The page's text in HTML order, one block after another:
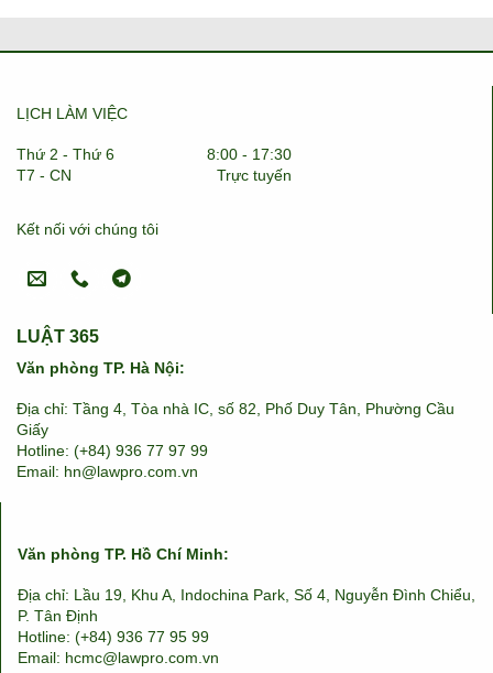
LỊCH LÀM VIỆC
Thứ 2 - Thứ 6
8:00 - 17:30
T7 - CN
Trực tuyến
Kết nối với chúng tôi
LUẬT 365
Văn phòng TP. Hà Nội:
Địa chỉ: Tầng 4, Tòa nhà IC, số 82, Phố Duy Tân, Phường Cầu
Giấy
Hotline: (+84) 936 77 97 99
Email: hn@lawpro.com.vn
Văn phòng TP. Hồ Chí Minh:
Địa chỉ: Lầu 19, Khu A, Indochina Park, Số 4, Nguyễn Đình Chiểu,
P. Tân Định
Hotline: (+84) 936 77 95 99
Email: hcmc@lawpro.com.vn